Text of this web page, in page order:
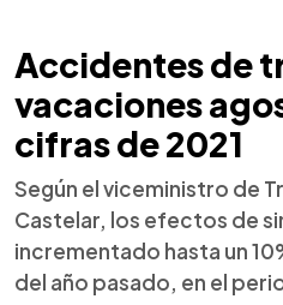
Accidentes de
vacaciones
cifras de 2021
Según el viceministro de
Castelar, los efectos de
incrementado hasta un
del año pasado, en el